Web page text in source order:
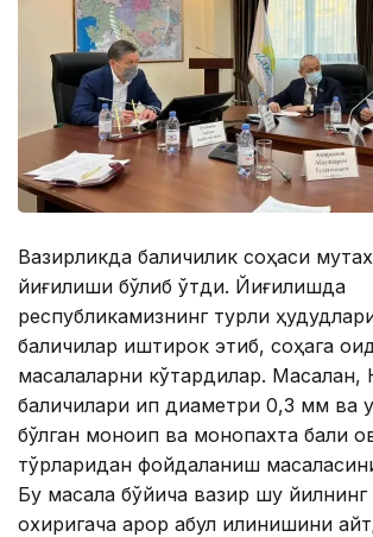
Вазирликда балиқчилик соҳаси
йиғилиши бўлиб ўтди. Йиғилишда
республикамизнинг турли
балиқчилар иштирок этиб, соҳага оид
масалаларни кўтардилар. Масалан,
балиқчилари ип диаметри 0,3 мм ва
бўлган моноип ва монопахта балиқ
тўрларидан фойдаланиш
Бу масала бўйича вазир шу
охиригача қарор қабул қилинишини